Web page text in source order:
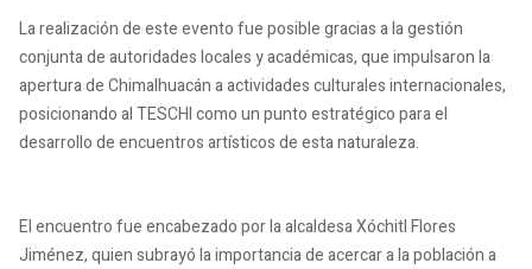
La realización de este evento fue posible gracias a la gestión
conjunta de autoridades locales y académicas, que impulsaron la
apertura de Chimalhuacán a actividades culturales internacionales,
posicionando al TESCHI como un punto estratégico para el
desarrollo de encuentros artísticos de esta naturaleza.
El encuentro fue encabezado por la alcaldesa Xóchitl Flores
Jiménez, quien subrayó la importancia de acercar a la población a